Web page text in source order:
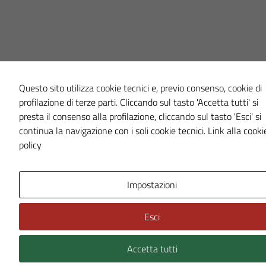
Questo sito utilizza cookie tecnici e, previo consenso, cookie di
profilazione di terze parti. Cliccando sul tasto 'Accetta tutti' si
presta il consenso alla profilazione, cliccando sul tasto 'Esci' si
continua la navigazione con i soli cookie tecnici. Link alla
policy
Impostazioni
Esci
Accetta tutti